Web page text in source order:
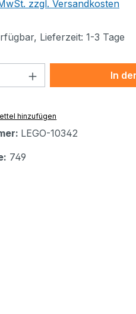
zzgl. Versandkosten
Lieferzeit: 1-3 Tage
Anzahl: Gib den
In
hinzufügen
LEGO-10342
749